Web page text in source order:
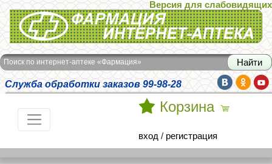
Интернет-аптека Фармация
Версия для слабовидящих
Поиск по интернет-аптеке «Фармация»
Служба обработки заказов 99-98-28
Корзина
вход / регистрация